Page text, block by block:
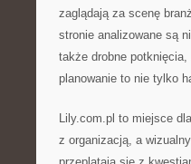
zaglądają za scenę
stronie analizowane są
także drobne
planowanie to nie tylko
Lily.com.pl to miejsce
z organizacją, a